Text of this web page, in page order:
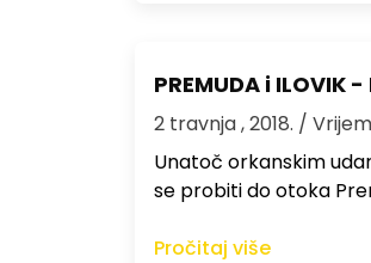
PREMUDA i
2 travnja , 2018. /
Unatoč orkanskim
se probiti do otoka
Pročitaj više